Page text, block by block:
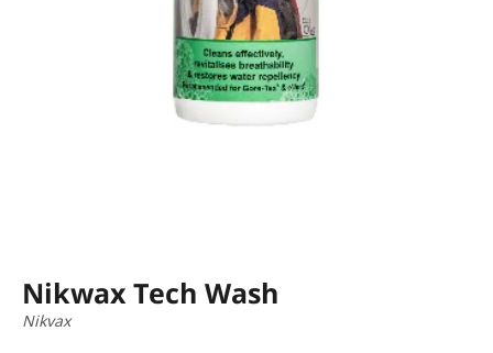
Nikwax Tech Wash
Nikvax